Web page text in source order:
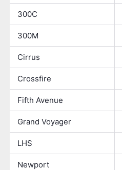
300C
300M
Cirrus
Crossfire
Fifth Avenue
Grand Voyager
LHS
Newport